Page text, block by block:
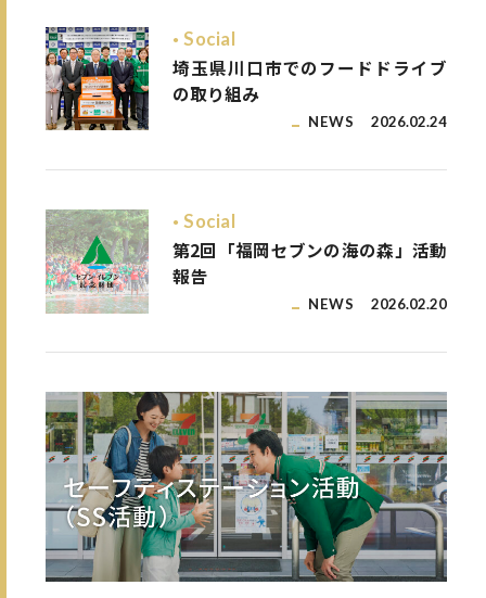
Social
埼玉県川口市でのフードドライブ
の取り組み
NEWS 2026.02.24
Social
第2回「福岡セブンの海の森」活動
報告
NEWS 2026.02.20